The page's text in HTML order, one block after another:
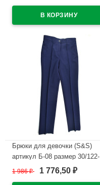
Брюки для девочки (S&S)
артикул Б-08 размер 30/122-
38/146 цвет темно-синий
1 986₽ 1 776,50 ₽